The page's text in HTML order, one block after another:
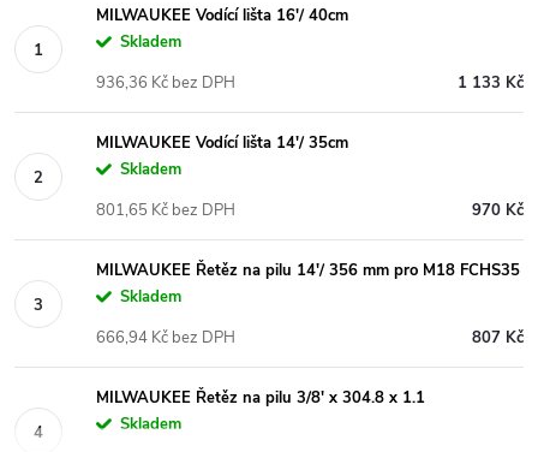
MILWAUKEE Vodící lišta 16'/ 40cm
Skladem
1 133 Kč
936,36 Kč bez DPH
MILWAUKEE Vodící lišta 14'/ 35cm
Skladem
970 Kč
801,65 Kč bez DPH
MILWAUKEE Řetěz na pilu 14'/ 356 mm pro M18 FCHS35
Skladem
807 Kč
666,94 Kč bez DPH
MILWAUKEE Řetěz na pilu 3/8' x 304.8 x 1.1
Skladem